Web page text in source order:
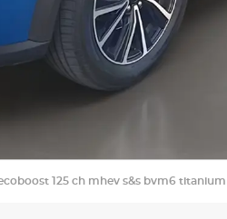
125 ch mhev s&s bvm6 titanium